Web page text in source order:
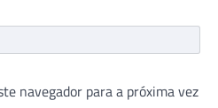
navegador para a próxima vez